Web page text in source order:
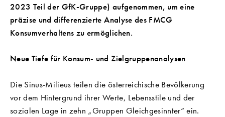
2023 Teil der GfK-Gruppe) aufgenommen, um eine
präzise und differenzierte Analyse des FMCG
Konsumverhaltens zu ermöglichen.
Neue Tiefe für Konsum- und Zielgruppenanalysen
Die Sinus-Milieus teilen die österreichische Bevölkerung
vor dem Hintergrund ihrer Werte, Lebensstile und der
sozialen Lage in zehn „Gruppen Gleichgesinnter“ ein.